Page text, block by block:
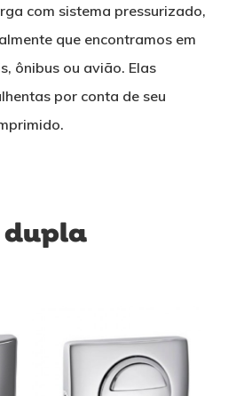
com sistema pressurizado,
que encontramos em
ônibus ou avião. Elas
por conta de seu
dupla